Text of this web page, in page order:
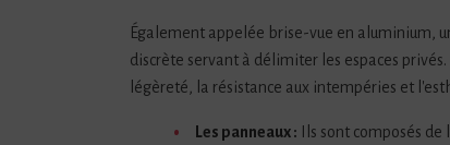
Également appelée brise-vue en aluminium,
discrète servant à délimiter les espaces
légèreté, la résistance aux intempéries et
Les panneaux : Ils sont composés